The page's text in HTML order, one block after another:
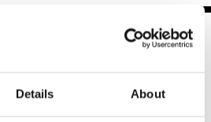
Details About